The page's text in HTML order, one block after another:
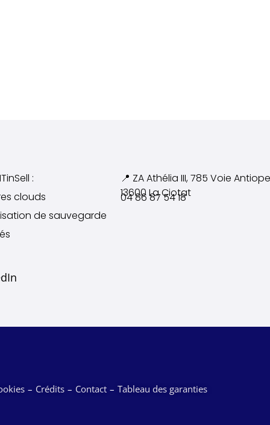
:
clouds
de sauvegarde
📍 ZA Athélia III, 785 Voie
13600 La Ciotat
04 86 87 54 18
Crédits Contact Tableau des garanties